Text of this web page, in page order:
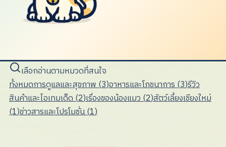
เลือกอ่านตามหมวดที่สนใจ
ทั้งหมดการดูแลและสุขภาพ(3)อาหารและโภชนาการ(3)รีวิว
สินค้าและไอเทมเด็ด(2)เรื่องของน้องแมว(2)สัตว์เลี้ยงเชียงใหม่
(1)ข่าวสารและโปรโมชั่น(1)